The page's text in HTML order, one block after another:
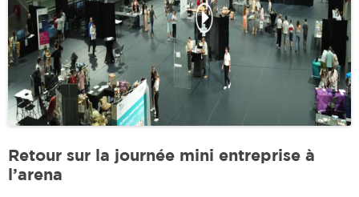
Retour sur la journée mini entreprise à
l’arena